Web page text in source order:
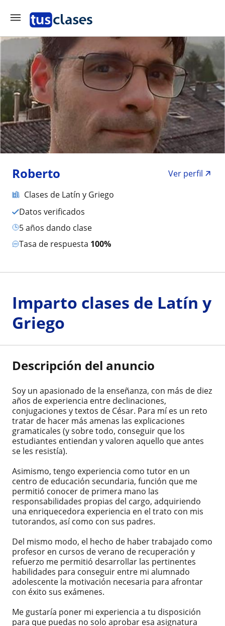
Roberto
Ver perfil
Clases de Latín y Griego
Datos verificados
5 años dando clase
Tasa de respuesta 100%
Imparto clases de Latín y
Griego
Descripción del anuncio
Soy un apasionado de la enseñanza, con más de diez
años de experiencia entre declinaciones,
conjugaciones y textos de César. Para mí es un reto
tratar de hacer más amenas las explicaciones
gramaticales (y sobre todo, conseguir que los
estudiantes entiendan y valoren aquello que antes
se les resistía).
Asimismo, tengo experiencia como tutor en un
centro de educación secundaria, función que me
permitió conocer de primera mano las
responsabilidades propias del cargo, adquiriendo
una enriquecedora experiencia en el trato con mis
tutorandos, así como con sus padres.
Del mismo modo, el hecho de haber trabajado como
profesor en cursos de verano de recuperación y
refuerzo me permitió desarrollar las pertinentes
habilidades para conseguir entre mi alumnado
adolescente la motivación necesaria para afrontar
con éxito sus exámenes.
Me gustaría poner mi experiencia a tu disposición
para que puedas no solo aprobar esa asignatura